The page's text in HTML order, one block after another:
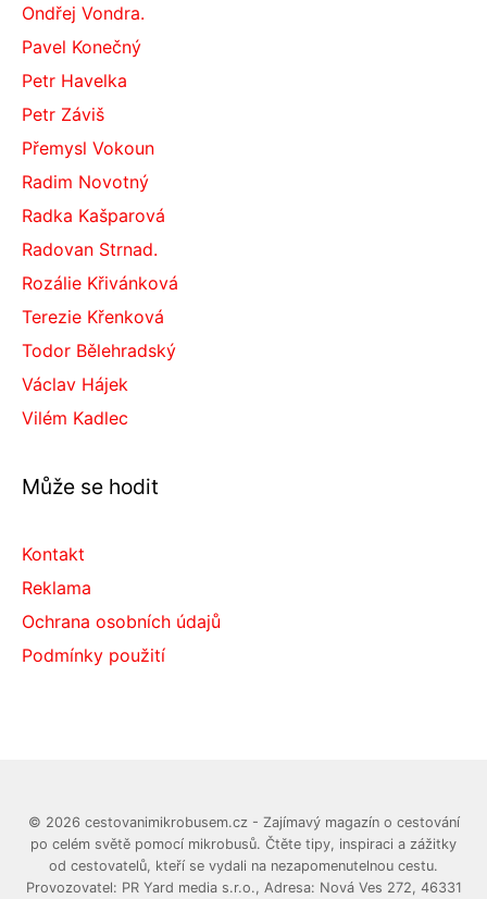
Ondřej Vondra.
Pavel Konečný
Petr Havelka
Petr Záviš
Přemysl Vokoun
Radim Novotný
Radka Kašparová
Radovan Strnad.
Rozálie Křivánková
Terezie Křenková
Todor Bělehradský
Václav Hájek
Vilém Kadlec
Může se hodit
Kontakt
Reklama
Ochrana osobních údajů
Podmínky použití
© 2026 cestovanimikrobusem.cz - Zajímavý magazín o cestování
po celém světě pomocí mikrobusů. Čtěte tipy, inspiraci a zážitky
od cestovatelů, kteří se vydali na nezapomenutelnou cestu.
Provozovatel: PR Yard media s.r.o., Adresa: Nová Ves 272, 46331